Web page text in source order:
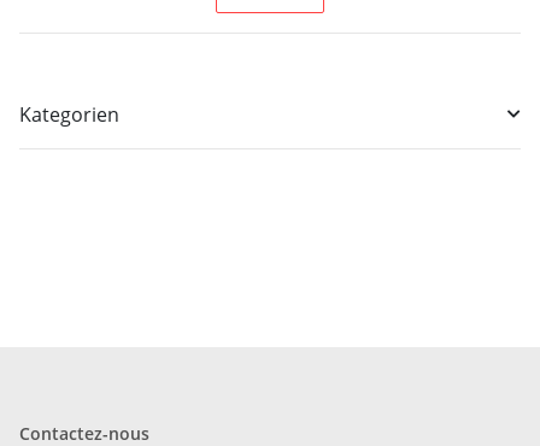
Kategorien
Contactez-nous